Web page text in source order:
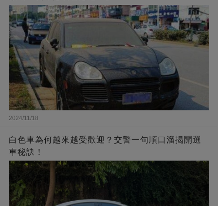
2024/11/18
白色車為何越來越受歡迎？交警一句順口溜揭開選
車秘訣！